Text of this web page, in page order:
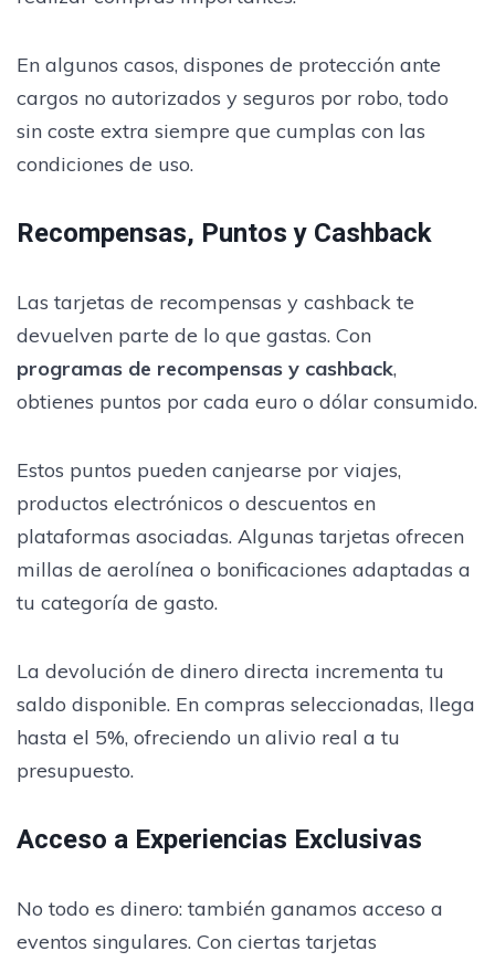
En algunos casos, dispones de protección ante
cargos no autorizados y seguros por robo, todo
sin coste extra siempre que cumplas con las
condiciones de uso.
Recompensas, Puntos y Cashback
Las tarjetas de recompensas y cashback te
devuelven parte de lo que gastas. Con
programas de recompensas y cashback,
obtienes puntos por cada euro o dólar consumido.
Estos puntos pueden canjearse por viajes,
productos electrónicos o descuentos en
plataformas asociadas. Algunas tarjetas ofrecen
millas de aerolínea o bonificaciones adaptadas a
tu categoría de gasto.
La devolución de dinero directa incrementa tu
saldo disponible. En compras seleccionadas, llega
hasta el 5%, ofreciendo un alivio real a tu
presupuesto.
Acceso a Experiencias Exclusivas
No todo es dinero: también ganamos acceso a
eventos singulares. Con ciertas tarjetas